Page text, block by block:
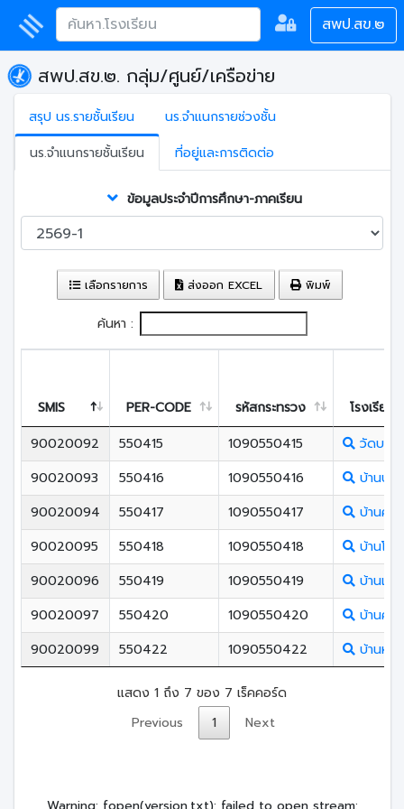
สพป.สข.๒
สพป.สข.๒. กลุ่ม/ศูนย์/เครือข่าย
สรุป นร.รายชั้นเรียน
นร.จำแนกรายช่วงชั้น
นร.จำแนกรายชั้นเรียน
ที่อยู่และการติดต่อ
ข้อมูลประจำปีการศึกษา-ภาคเรียน
เลือกรายการ ส่งออก EXCEL พิมพ์
ค้นหา :
SMIS PER-CODE รหัสกระทรวง
โรงเรียน
90020092
550415 1090550415
วัดบาง
90020093
550416 1090550416
บ้านบา
90020094
550417 1090550417
บ้านคล
90020095
550418 1090550418
บ้านโค
90020096
550419 1090550419
บ้านเกา
90020097
550420 1090550420
บ้านคล
90020099
550422 1090550422 บ้านหน้
แสดง 1 ถึง 7 ของ 7 เร็คคอร์ด
Previous
1 Next